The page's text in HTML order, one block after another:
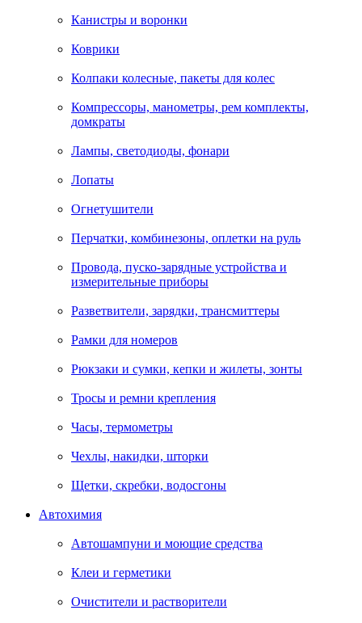
Канистры и воронки
Коврики
Колпаки колесные, пакеты для колес
Компрессоры, манометры, рем комплекты,
домкраты
Лампы, светодиоды, фонари
Лопаты
Огнетушители
Перчатки, комбинезоны, оплетки на руль
Провода, пуско-зарядные устройства и
измерительные приборы
Разветвители, зарядки, трансмиттеры
Рамки для номеров
Рюкзаки и сумки, кепки и жилеты, зонты
Тросы и ремни крепления
Часы, термометры
Чехлы, накидки, шторки
Щетки, скребки, водосгоны
Автохимия
Автошампуни и моющие средства
Клеи и герметики
Очистители и растворители